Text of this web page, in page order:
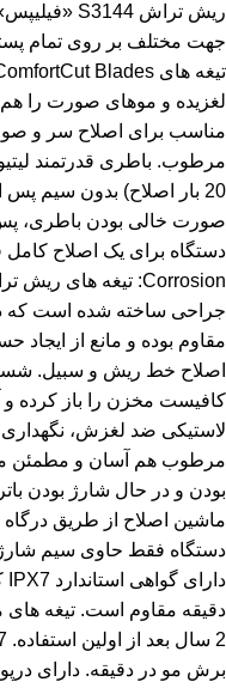
جهت مختلف بر روی تمام
لغزیده و موهای صورت را
مناسب برای اصلاح سر و
جراحی ساخته شده است که
مقاوم بوده و مانع از
اصلاح خط ریش و سبیل.
کافیست مخزن را باز کرده و
لاستیکی ضد لغزش،
مرطوب هم آسان و مطمئن می
بودن و در حال شارژ بودن
دستگاه فقط حاوی سیم شارژ